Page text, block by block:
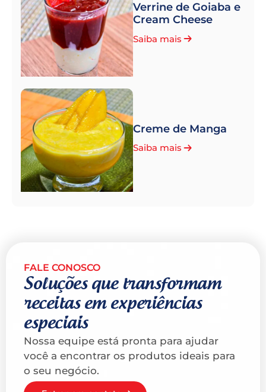
Verrine de Goiaba e
Cream Cheese
Saiba mais
Creme de Manga
Saiba mais
FALE CONOSCO
Soluções que transformam
receitas em experiências
especiais
Nossa equipe está pronta para ajudar
você a encontrar os produtos ideais para
o seu negócio.